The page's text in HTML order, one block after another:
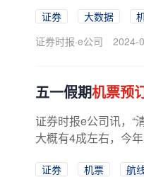
证券 大数据
证券时报·e公司
2024-
五一假期机票预
证券时报e公司讯，“
大概有4成左右，今
证券 机票
航